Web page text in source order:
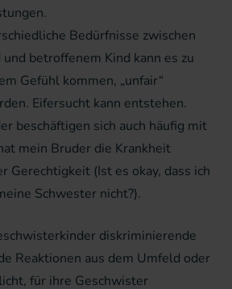
Bedürfnisse zwischen
betroffenem Kind kann es zu
Gefühl kommen, „unfair“
Eifersucht kann entstehen.
beschäftigen sich auch häufig mit
mein Bruder die Krankheit
Gerechtigkeit (Ist es okay, dass ich
Schwester nicht?).
diskriminierende
Reaktionen aus dem Umfeld oder
für ihre Geschwister